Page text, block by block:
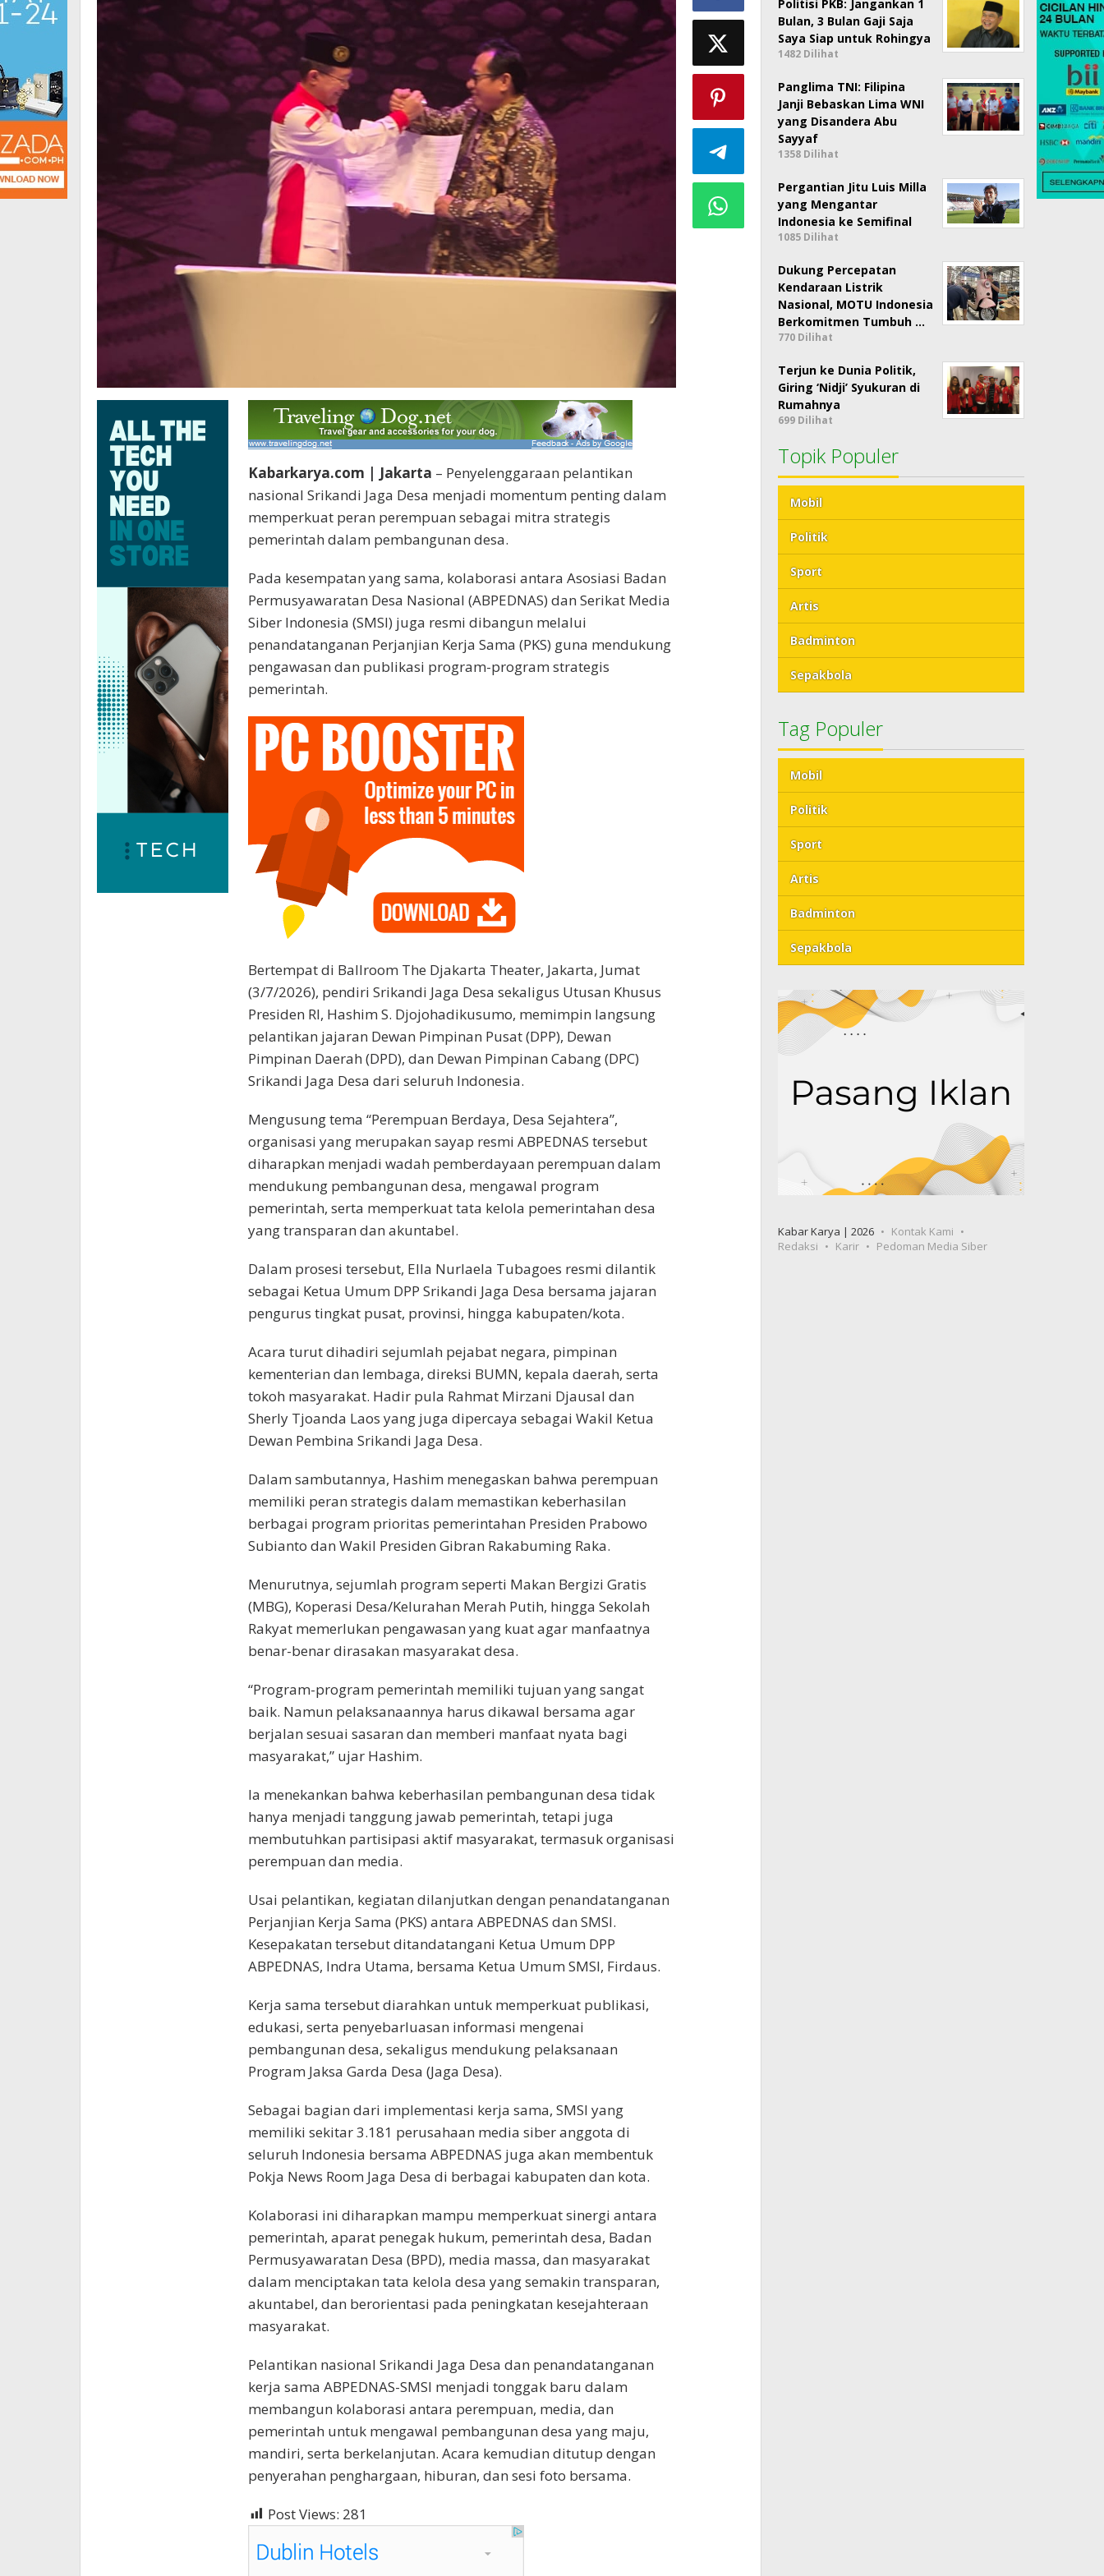
Kabarkarya.com | Jakarta – Penyelenggaraan pelantikan
nasional Srikandi Jaga Desa menjadi momentum penting dalam
memperkuat peran perempuan sebagai mitra strategis
pemerintah dalam pembangunan desa.
Pada kesempatan yang sama, kolaborasi antara Asosiasi Badan
Permusyawaratan Desa Nasional (ABPEDNAS) dan Serikat Media
Siber Indonesia (SMSI) juga resmi dibangun melalui
penandatanganan Perjanjian Kerja Sama (PKS) guna mendukung
pengawasan dan publikasi program-program strategis
pemerintah.
Bertempat di Ballroom The Djakarta Theater, Jakarta, Jumat
(3/7/2026), pendiri Srikandi Jaga Desa sekaligus Utusan Khusus
Presiden RI, Hashim S. Djojohadikusumo, memimpin langsung
pelantikan jajaran Dewan Pimpinan Pusat (DPP), Dewan
Pimpinan Daerah (DPD), dan Dewan Pimpinan Cabang (DPC)
Srikandi Jaga Desa dari seluruh Indonesia.
Mengusung tema “Perempuan Berdaya, Desa Sejahtera”,
organisasi yang merupakan sayap resmi ABPEDNAS tersebut
diharapkan menjadi wadah pemberdayaan perempuan dalam
mendukung pembangunan desa, mengawal program
pemerintah, serta memperkuat tata kelola pemerintahan desa
yang transparan dan akuntabel.
Dalam prosesi tersebut, Ella Nurlaela Tubagoes resmi dilantik
sebagai Ketua Umum DPP Srikandi Jaga Desa bersama jajaran
pengurus tingkat pusat, provinsi, hingga kabupaten/kota.
Acara turut dihadiri sejumlah pejabat negara, pimpinan
kementerian dan lembaga, direksi BUMN, kepala daerah, serta
tokoh masyarakat. Hadir pula Rahmat Mirzani Djausal dan
Sherly Tjoanda Laos yang juga dipercaya sebagai Wakil Ketua
Dewan Pembina Srikandi Jaga Desa.
Dalam sambutannya, Hashim menegaskan bahwa perempuan
memiliki peran strategis dalam memastikan keberhasilan
berbagai program prioritas pemerintahan Presiden Prabowo
Subianto dan Wakil Presiden Gibran Rakabuming Raka.
Menurutnya, sejumlah program seperti Makan Bergizi Gratis
(MBG), Koperasi Desa/Kelurahan Merah Putih, hingga Sekolah
Rakyat memerlukan pengawasan yang kuat agar manfaatnya
benar-benar dirasakan masyarakat desa.
“Program-program pemerintah memiliki tujuan yang sangat
baik. Namun pelaksanaannya harus dikawal bersama agar
berjalan sesuai sasaran dan memberi manfaat nyata bagi
masyarakat,” ujar Hashim.
Ia menekankan bahwa keberhasilan pembangunan desa tidak
hanya menjadi tanggung jawab pemerintah, tetapi juga
membutuhkan partisipasi aktif masyarakat, termasuk organisasi
perempuan dan media.
Usai pelantikan, kegiatan dilanjutkan dengan penandatanganan
Perjanjian Kerja Sama (PKS) antara ABPEDNAS dan SMSI.
Kesepakatan tersebut ditandatangani Ketua Umum DPP
ABPEDNAS, Indra Utama, bersama Ketua Umum SMSI, Firdaus.
Kerja sama tersebut diarahkan untuk memperkuat publikasi,
edukasi, serta penyebarluasan informasi mengenai
pembangunan desa, sekaligus mendukung pelaksanaan
Program Jaksa Garda Desa (Jaga Desa).
Sebagai bagian dari implementasi kerja sama, SMSI yang
memiliki sekitar 3.181 perusahaan media siber anggota di
seluruh Indonesia bersama ABPEDNAS juga akan membentuk
Pokja News Room Jaga Desa di berbagai kabupaten dan kota.
Kolaborasi ini diharapkan mampu memperkuat sinergi antara
pemerintah, aparat penegak hukum, pemerintah desa, Badan
Permusyawaratan Desa (BPD), media massa, dan masyarakat
dalam menciptakan tata kelola desa yang semakin transparan,
akuntabel, dan berorientasi pada peningkatan kesejahteraan
masyarakat.
Pelantikan nasional Srikandi Jaga Desa dan penandatanganan
kerja sama ABPEDNAS-SMSI menjadi tonggak baru dalam
membangun kolaborasi antara perempuan, media, dan
pemerintah untuk mengawal pembangunan desa yang maju,
mandiri, serta berkelanjutan. Acara kemudian ditutup dengan
penyerahan penghargaan, hiburan, dan sesi foto bersama.
Post Views: 281
Politisi PKB: Jangankan 1
Bulan, 3 Bulan Gaji Saja
Saya Siap untuk Rohingya
1482 Dilihat
Panglima TNI: Filipina
Janji Bebaskan Lima WNI
yang Disandera Abu
Sayyaf
1358 Dilihat
Pergantian Jitu Luis Milla
yang Mengantar
Indonesia ke Semifinal
1085 Dilihat
Dukung Percepatan
Kendaraan Listrik
Nasional, MOTU Indonesia
Berkomitmen Tumbuh …
770 Dilihat
Terjun ke Dunia Politik,
Giring ‘Nidji’ Syukuran di
Rumahnya
699 Dilihat
Topik Populer
Mobil
Politik
Sport
Artis
Badminton
Sepakbola
Tag Populer
Mobil
Politik
Sport
Artis
Badminton
Sepakbola
Kabar Karya | 2026
Kontak Kami
Redaksi
Karir Pedoman Media Siber